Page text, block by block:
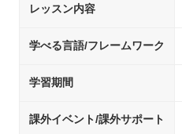
レッスン内容
学べる言語/フレームワーク
学習期間
課外イベント/課外サポート